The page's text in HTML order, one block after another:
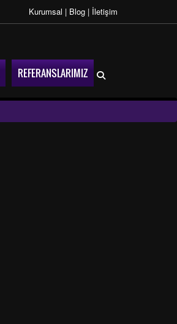
Kurumsal | Blog | İletişim
REFERANSLARIMIZ